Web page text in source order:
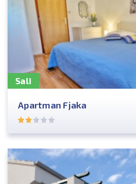
Sali
Apartman Fjaka